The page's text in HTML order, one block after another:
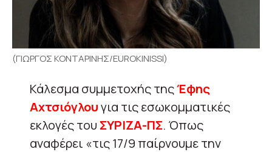
(ΓΙΩΡΓΟΣ ΚΟΝΤΑΡΙΝΗΣ/EUROKINISSI)
Κάλεσμα συμμετοχής τηςΈφης
Αχτσιόγλουγια τις εσωκομματικές
εκλογές του ΣΥΡΙΖΑ-ΠΣ. Όπως
αναφέρει «τις 17/9 παίρνουμε την